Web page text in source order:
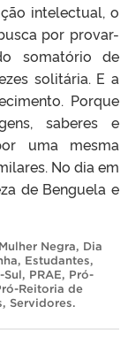
intelectual, o
por provar-
somatório de
solitária. E a
Porque
saberes e
uma mesma
No dia em
de Benguela e
Negra, Dia
, Estudantes,
Sul, PRAE, Pró-
Reitoria de
, Servidores.